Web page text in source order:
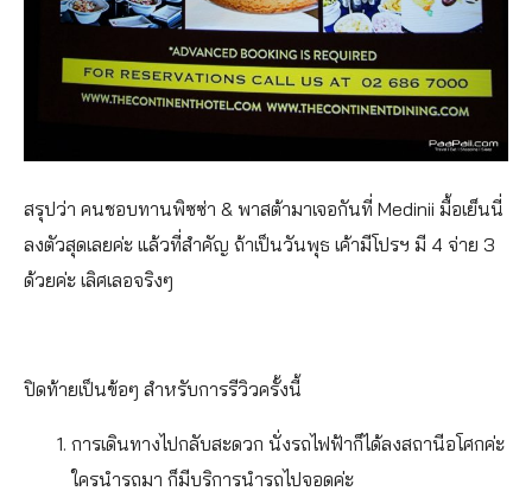
สรุปว่า คนชอบทานพิซซ่า & พาสต้ามาเจอกันที่ Medinii มื้อเย็นนี่
ลงตัวสุดเลยค่ะ แล้วที่สำคัญ ถ้าเป็นวันพุธ เค้ามีโปรฯ มี 4 จ่าย 3
ด้วยค่ะ เลิศเลอจริงๆ
ปิดท้ายเป็นข้อๆ สำหรับการรีวิวครั้งนี้
การเดินทางไปกลับสะดวก นั่งรถไฟฟ้าก็ได้ลงสถานีอโศกค่ะ
ใครนำรถมา ก็มีบริการนำรถไปจอดค่ะ